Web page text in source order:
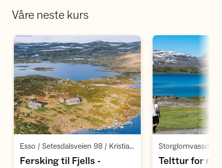
Våre neste kurs
Åpne aktivitet
Esso / Setesdalsveien 98 / Kristiansand
Fersking til Fjells -
Telttur for